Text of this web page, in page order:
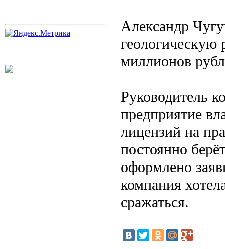
Александр
геологическую
миллионов
Руководитель
предприятие
лицензий на
постоянно
оформлено
компания
сражаться.